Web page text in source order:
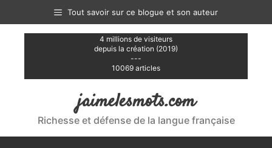
contenu
Tout savoir sur ce blogue et son auteur
4 millions de visiteurs
depuis la création (2019)
---
10069 articles
jaimelesmots.com
Richesse et défense de la langue française